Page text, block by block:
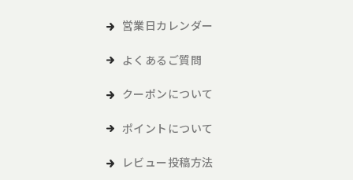
営業日カレンダー
よくあるご質問
クーポンについて
ポイントについて
レビュー投稿方法